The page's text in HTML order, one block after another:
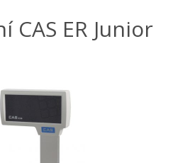
CAS ER Junior